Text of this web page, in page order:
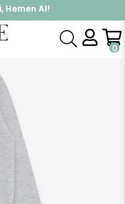
Hemen Al!
Hemen Üye Ol!
0
Kız Çocuk Eşofman Takımı Ayıcık Baskılı Açık Gri Melanj (3 Yaş)